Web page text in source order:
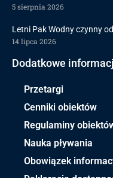
5 sierpnia 2026
Letni Pak Wodny czynny
14 lipca 2026
Dodatkowe
Przetargi
Cenniki obiektów
Regulaminy
Nauka pływania
Obowiązek